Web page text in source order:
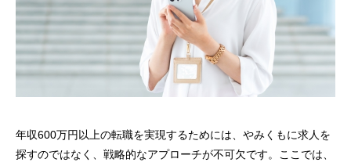
年収600万円以上の転職を実現するためには、やみくもに求人を
探すのではなく、戦略的なアプローチが不可欠です。ここでは、